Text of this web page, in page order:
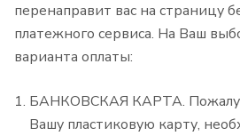
перенаправит вас на страницу
платежного сервиса. На Ваш
варианта оплаты:
БАНКОВСКАЯ КАРТА.
Вашу пластиковую карту,